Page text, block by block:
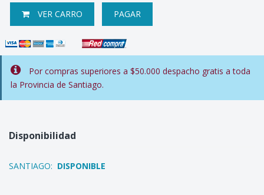
VER CARRO PAGAR
Por compras superiores a $50.000 despacho gratis a toda
la Provincia de Santiago.
Disponibilidad
SANTIAGO: DISPONIBLE